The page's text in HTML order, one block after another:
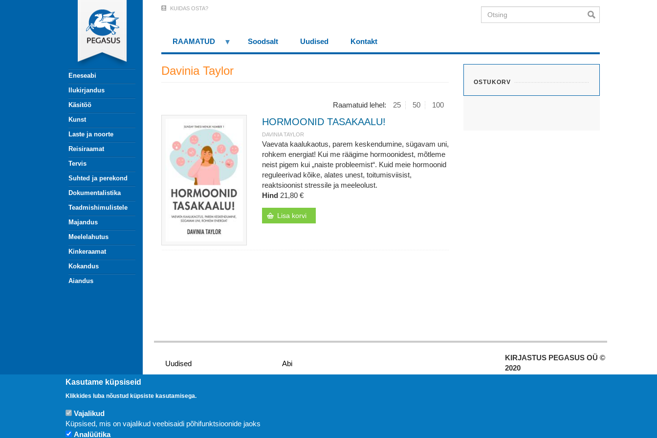
Eneseabi
Ilukirjandus
Käsitöö
Kunst
Laste ja noorte
Reisiraamat
Tervis
Suhted ja perekond
Dokumentalistika
Teadmishimulistele
Majandus
Meelelahutus
Kinkeraamat
Kokandus
Aiandus
Menu
(logged
KUIDAS OSTA? Otsing
RAAMATUD Soodsalt Uudised Kontakt
OSTUKORV
Davinia Taylor
Raamatuid lehel: 25 50 100
HORMOONID TASAKAALU!
DAVINIA TAYLOR
Vaevata kaalukaotus, parem keskendumine, sügavam uni,
rohkem energiat! Kui me räägime hormoonidest, mõtleme
neist pigem kui „naiste probleemist“. Kuid meie hormoonid
reguleerivad kõike, alates unest, toitumisviisist,
reaktsioonist stressile ja meeleolust.
Hind 21,80 €
Lisa korvi
Uudised Abi
KIRJASTUS PEGASUS OÜ ©
2020
Kasutame küpsiseid
Klikkides luba nõustud küpsiste kasutamisega.
Vajalikud
Küpsised, mis on vajalikud veebisaidi põhifunktsioonide jaoks
Analüütika